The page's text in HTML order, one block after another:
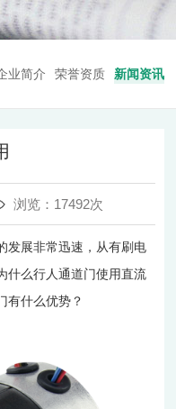
业简介 荣誉资质 新闻资讯
浏览：17492次
发展非常迅速，从有刷电
什么行人通道门使用直流
有什么优势？